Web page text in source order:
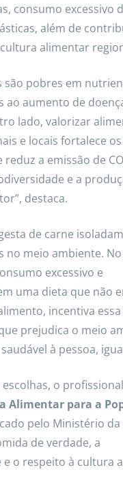
consumo excessivo
além de
alimentar
são pobres em
ao aumento de
lado, valorizar
e locais fortalece
a emissão de
e a
destaca.
de carne
no meio ambiente.
excessivo e
uma dieta que não
incentiva
prejudica o meio
à pessoa,
escolhas, o
Alimentar para a
pelo Ministério da
de verdade, a
e o respeito à cultura